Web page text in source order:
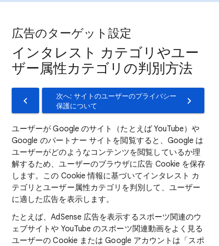
広告のターゲット設定
インタレスト カテゴリやユー
ザー属性カテゴリの判別方法
次へ: サイトのユーザーのプライバシー
保護について
ユーザーが Google のサイト（たとえば YouTube）や
Google のパートナー サイトを閲覧すると、Google は
ユーザーがどのようなコンテンツを閲覧しているか理
解するため、ユーザーのブラウザに広告 Cookie を保存
します。この Cookie 情報に基づいてインタレスト カ
テゴリとユーザー属性カテゴリを判別して、ユーザー
に適した広告を表示します。
たとえば、AdSense 広告を表示するスポーツ関連のウ
ェブサイトや YouTube のスポーツ関連動画をよく見る
ユーザーの Cookie または Google アカウントは「スポ